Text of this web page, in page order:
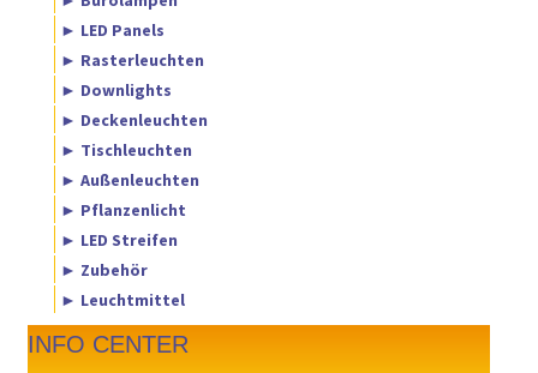
► LED Panels
► Rasterleuchten
► Downlights
► Deckenleuchten
► Tischleuchten
► Außenleuchten
► Pflanzenlicht
► LED Streifen
► Zubehör
► Leuchtmittel
INFO CENTER